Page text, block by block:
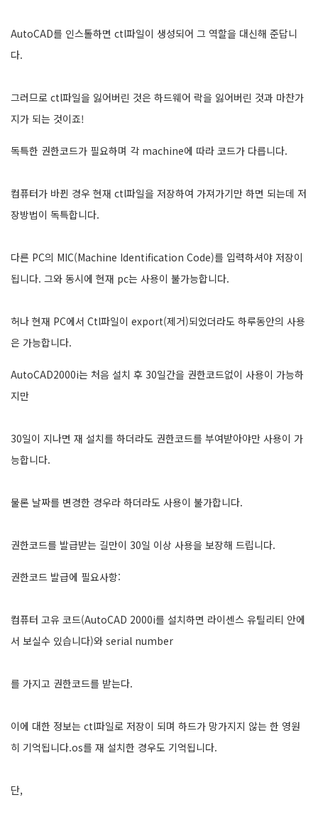
AutoCAD를 인스톨하면 ctl파일이 생성되어 그 역할을 대신해 준답니
다.
그러므로 ctl파일을 잃어버린 것은 하드웨어 락을 잃어버린 것과 마찬가
지가 되는 것이죠!
독특한 권한코드가 필요하며 각 machine에 따라 코드가 다릅니다.
컴퓨터가 바뀐 경우 현재 ctl파일을 저장하여 가져가기만 하면 되는데 저
장방법이 독특합니다.
다른 PC의 MIC(Machine Identification Code)를 입력하셔야 저장이
됩니다. 그와 동시에 현재 pc는 사용이 불가능합니다.
허나 현재 PC에서 Ctl파일이 export(제거)되었더라도 하루동안의 사용
은 가능합니다.
AutoCAD2000i는 처음 설치 후 30일간을 권한코드없이 사용이 가능하
지만
30일이 지나면 재 설치를 하더라도 권한코드를 부여받아야만 사용이 가
능합니다.
물론 날짜를 변경한 경우라 하더라도 사용이 불가합니다.
권한코드를 발급받는 길만이 30일 이상 사용을 보장해 드립니다.
권한코드 발급에 필요사항:
컴퓨터 고유 코드(AutoCAD 2000i를 설치하면 라이센스 유틸리티 안에
서 보실수 있습니다)와 serial number
를 가지고 권한코드를 받는다.
이에 대한 정보는 ctl파일로 저장이 되며 하드가 망가지지 않는 한 영원
히 기억됩니다.os를 재 설치한 경우도 기억됩니다.
단,